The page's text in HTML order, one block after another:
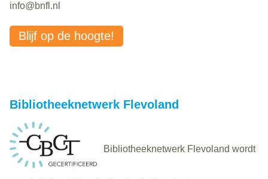
info@bnfl.nl
Blijf op de hoogte!
Bibliotheeknetwerk Flevoland
Bibliotheeknetwerk Flevoland wordt